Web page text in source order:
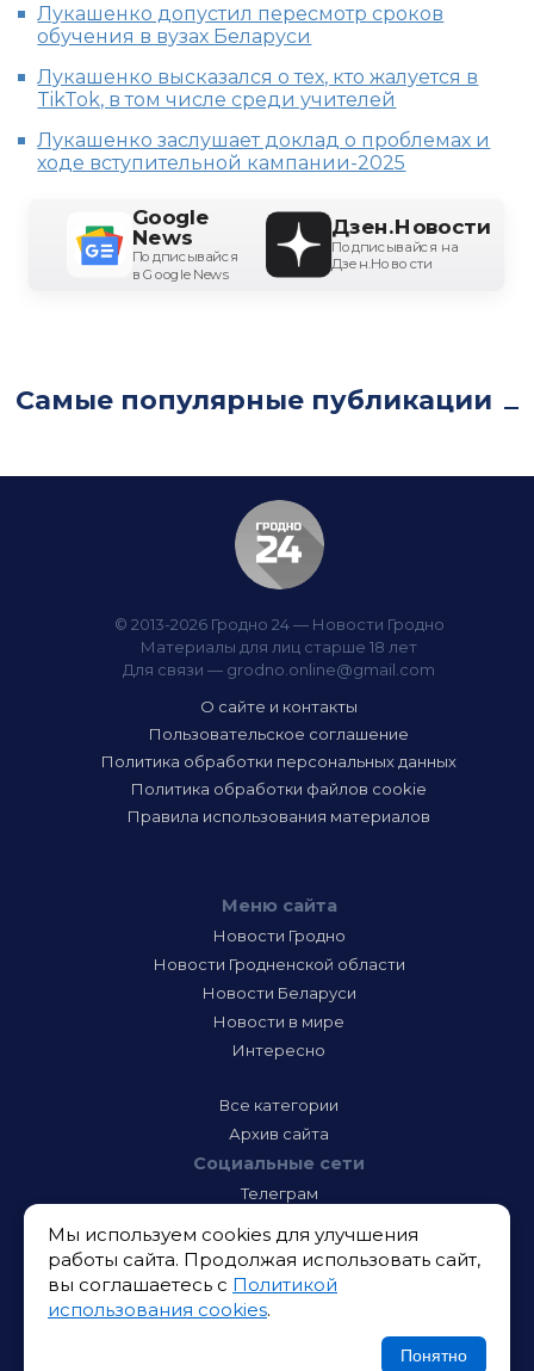
Лукашенко допустил пересмотр сроков
обучения в вузах Беларуси
Лукашенко высказался о тех, кто жалуется в
TikTok, в том числе среди учителей
Лукашенко заслушает доклад о проблемах и
ходе вступительной кампании-2025
Google
News
Подписывайся
в Google News
Дзен.Новости
Подписывайся на
Дзен.Новости
Самые популярные публикации
© 2013-2026 Гродно 24 — Новости Гродно
Материалы для лиц старше 18 лет
Для связи — grodno.online@gmail.com
О сайте и контакты
Пользовательское соглашение
Политика обработки персональных данных
Политика обработки файлов cookie
Правила использования материалов
Меню сайта
Новости Гродно
Новости Гродненской области
Новости Беларуси
Новости в мире
Интересно
Все категории
Архив сайта
Социальные сети
Телеграм
Инстаграм
Тик-Ток
Одноклассники
ВК
Мы используем cookies для улучшения
работы сайта. Продолжая использовать сайт,
вы соглашаетесь с Политикой
использования cookies.
Понятно